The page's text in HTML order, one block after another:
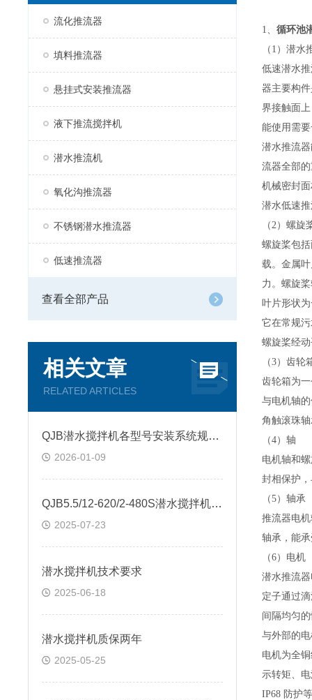
流化推流器
填料推流器
悬挂式安装推流器
液下推流搅拌机
潜水推流机
氧化沟推流器
不锈钢潜水推流器
低速推流器
查看全部产品
相关文章
RELATED ARTICLES
QJB潜水搅拌机各型号安装系统规格尺寸
2026-01-09
QJB5.5/12-620/2-480S潜水搅拌机起吊式安装
2025-07-23
潜水搅拌机技术要求
2025-06-18
潜水搅拌机质保两年
2025-05-25
1、 循环池
（ 1 ） 潜水
低速潜水
器主要构
界接触面
能使用需
潜水推流
流器全部
机械密封
潜水低速
（2）螺旋
螺旋桨包
载。金属
力。螺旋
叶片形状
它在常规
螺旋桨经
（3）齿轮
齿轮箱为
与电机轴
角触滚珠
（4）轴
电机轴和
封相保护
（5）轴承
推流器电
轴承，能
（6）电机
潜水推流
定子通过
间隔均匀
与外部的
电机为全
示转矩、
IP68 防护